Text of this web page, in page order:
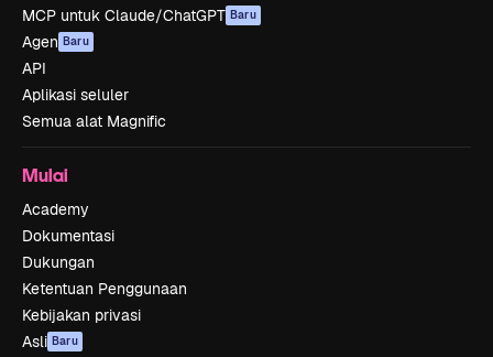
MCP untuk Claude/ChatGPT Baru
Agen Baru
API
Aplikasi seluler
Semua alat Magnific
Mulai
Academy
Dokumentasi
Dukungan
Ketentuan Penggunaan
Kebijakan privasi
Asli Baru